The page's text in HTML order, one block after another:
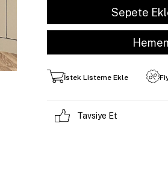
İstek Listeme Ekle
Tavsiye Et